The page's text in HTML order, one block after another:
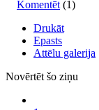
Komentēt (1)
Drukāt
Epasts
Attēlu galerija
Novērtēt šo ziņu